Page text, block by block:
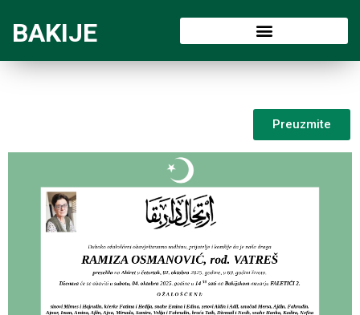
BAKIJE
Preuzmite